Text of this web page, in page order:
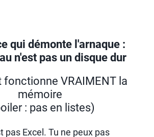
qui démonte l'arnaque :
n'est pas un disque dur
fonctionne VRAIMENT la
mémoire
: pas en listes)
pas Excel. Tu ne peux pas